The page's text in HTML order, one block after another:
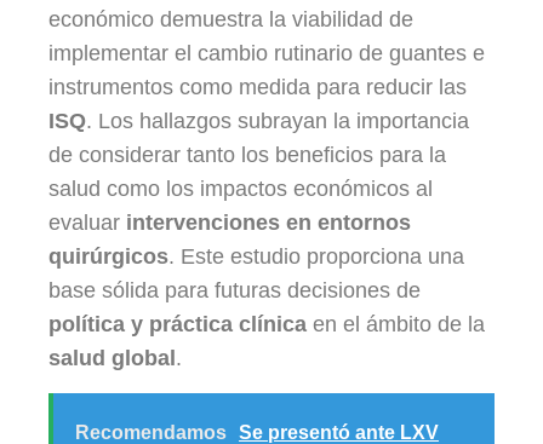
económico demuestra la viabilidad de
implementar el cambio rutinario de guantes e
instrumentos como medida para reducir las
ISQ. Los hallazgos subrayan la importancia
de considerar tanto los beneficios para la
salud como los impactos económicos al
evaluar intervenciones en entornos
quirúrgicos. Este estudio proporciona una
base sólida para futuras decisiones de
política y práctica clínica en el ámbito de la
salud global .
Recomendamos Se presentó ante LXV